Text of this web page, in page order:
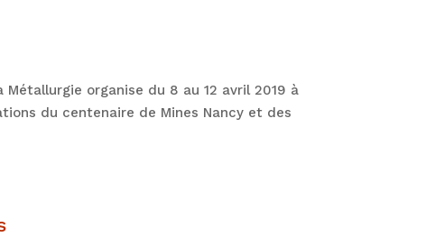
organise du 8 au 12 avril 2019 à
du centenaire de Mines Nancy et des